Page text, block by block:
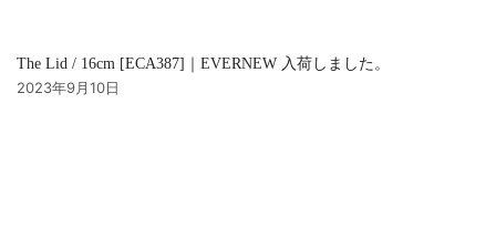
The Lid / 16cm [ECA387]｜EVERNEW 入荷しました。
2023年9月10日